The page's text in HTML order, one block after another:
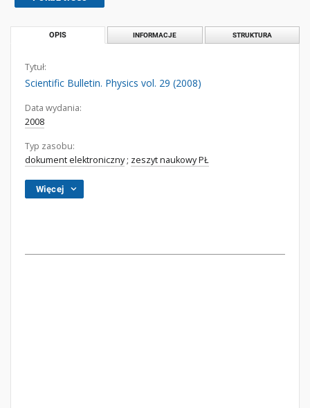
OPIS INFORMACJE STRUKTURA
Tytuł:
Scientific Bulletin. Physics vol. 29 (2008)
Data wydania:
2008
Typ zasobu:
dokument elektroniczny; zeszyt naukowy PŁ
Więcej